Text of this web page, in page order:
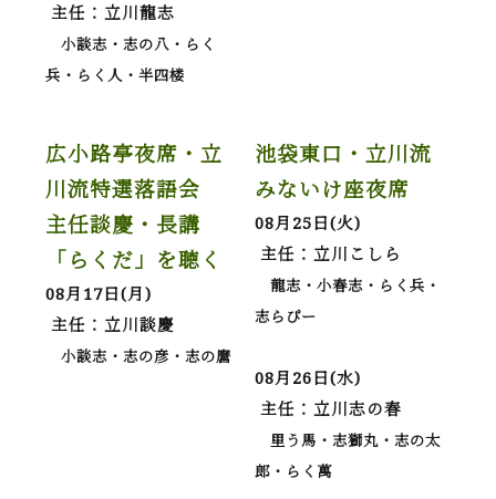
主任：立川龍志
小談志・志の八・らく
兵・らく人・半四楼
広小路亭夜席・立
川流特選落語会
主任談慶・長講
「らくだ」を聴く
08月17日(月)
主任：立川談慶
小談志・志の彦・志の麿
池袋東口・立川流
みないけ座夜席
08月25日(火)
主任：立川こしら
龍志・小春志・らく兵・
志らぴー
08月26日(水)
主任：立川志の春
里う馬・志獅丸・志の太
郎・らく萬